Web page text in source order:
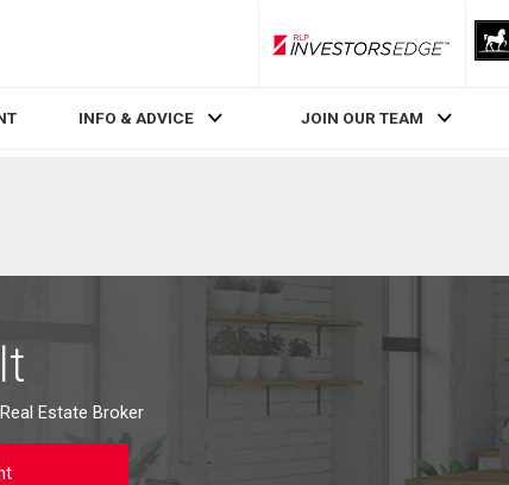
RLP InvestorsEdge
INFO & ADVICE JOIN OUR TEAM
Estate Broker